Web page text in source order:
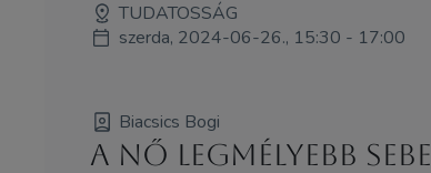
TUDATOSSÁG
szerda, 2024-06-26., 15:30 - 17:00
Biacsics Bogi
A nő legmélyebb sebe